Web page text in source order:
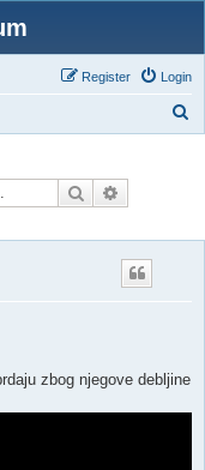
Login
Register
Search
zbog njegove debljine